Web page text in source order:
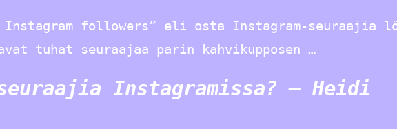
Instagram followers” eli osta Instagram-seuraajia
tuhat seuraajaa parin kahvikupposen …
Instagramissa? – Heidi